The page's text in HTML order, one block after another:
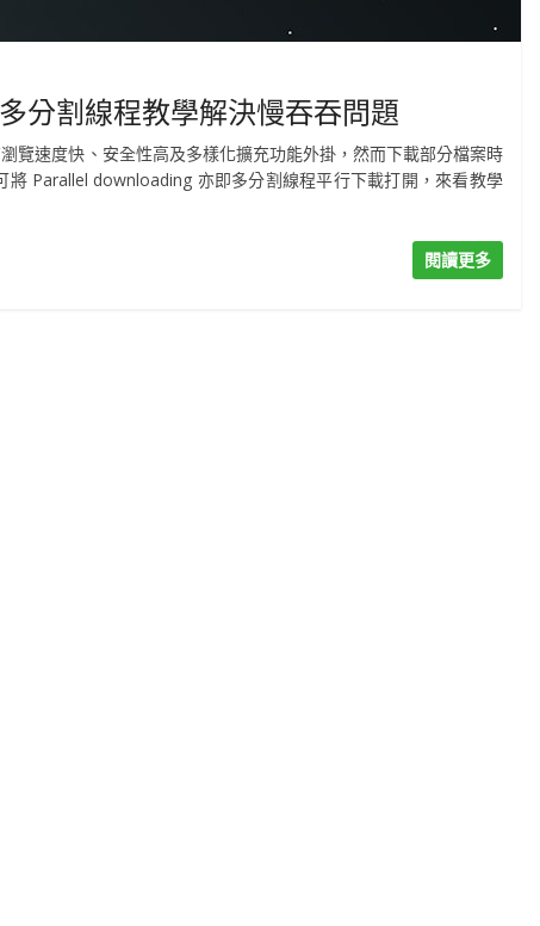
分割線程教學解決慢吞吞問題
覽速度快、安全性高及多樣化擴充功能外掛，然而下載部分檔案時
Parallel downloading 亦即多分割線程平行下載打開，來看教學
閱讀更多